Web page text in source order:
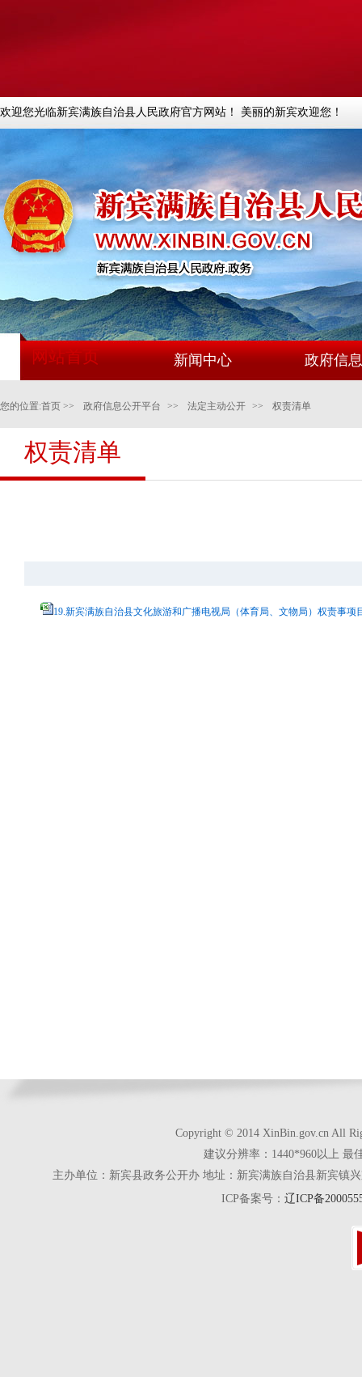
欢迎您光临新宾满族自治县人民政府官方网站！ 美丽的新宾欢迎您！
网站首页 新闻中心 政府信
您的位置:首页 >> 政府信息公开平台 >> 法定主动公开 >> 权责清单
权责清单
19.新宾满族自治县文化旅游和广播电视局（体育局、文物局）权责事项
Copyright © 2014 XinBin.gov.cn All
建议分辨率：1440*960以上 最
主办单位：新宾县政务公开办 地址：新宾满族自治县新宾镇
ICP备案号： 辽ICP备